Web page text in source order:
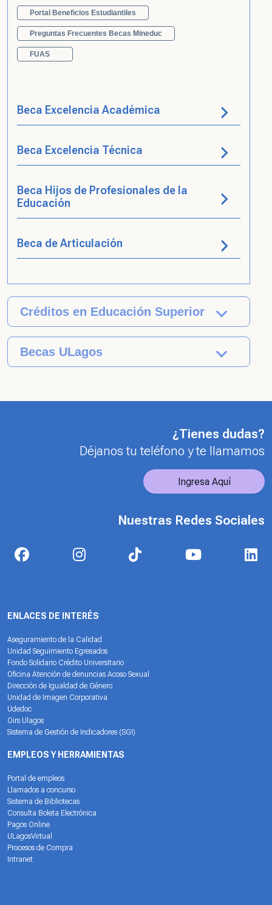
Portal Beneficios Estudiantiles
Preguntas Frecuentes Becas Mineduc
FUAS
Beca Excelencia Académica
Beca Excelencia Técnica
Beca Hijos de Profesionales de la
Educación
Beca de Articulación
Créditos en Educación Superior
Becas ULagos
ENLACES DE INTERÉS
Aseguramiento de la Calidad
Unidad Seguimiento Egresados
Fondo Solidario Crédito Universitario
Oficina Atención de denuncias Acoso Sexual
Dirección de Igualdad de Género
Unidad de Imagen Corporativa
Udedoc
Oirs Ulagos
Sistema de Gestión de Indicadores (SGI)
EMPLEOS Y HERRAMIENTAS
Portal de empleos
Llamados a concurso
Sistema de Bibliotecas
Consulta Boleta Electrónica
Pagos Online
ULagosVirtual
Procesos de Compra
Intranet
¿Tienes dudas?
Déjanos tu teléfono y te llamamos
Ingresa Aquí
Nuestras Redes Sociales